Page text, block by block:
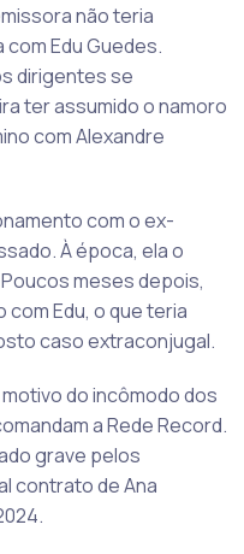
não teria
Edu Guedes.
dirigentes se
ter assumido o namoro
com Alexandre
com o ex-
À época, ela o
meses depois,
Edu, o que teria
caso extraconjugal.
do incômodo dos
a Rede Record.
grave pelos
contrato de Ana